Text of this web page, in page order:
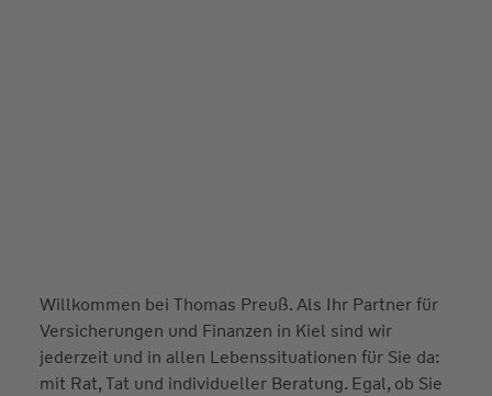
Willkommen bei Thomas Preuß. Als Ihr Partner für
Versicherungen und Finanzen in Kiel sind wir
jederzeit und in allen Lebenssituationen für Sie da:
mit Rat, Tat und individueller Beratung. Egal, ob Sie